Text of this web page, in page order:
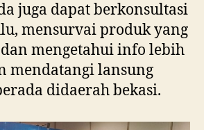
juga dapat berkonsultasi
mensurvai produk yang
mengetahui info lebih
mendatangi lansung
didaerah bekasi.